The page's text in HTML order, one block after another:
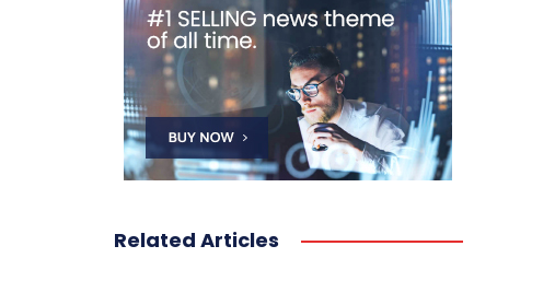
Related Articles